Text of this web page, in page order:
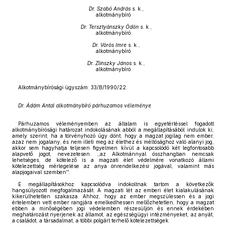
Dr. Szabó Andráss. k.,
alkotmánybíró
Dr. Tersztyánszky Ödöns. k.,
alkotmánybíró
Dr. Vörös Imre s. k.,
alkotmánybíró
Dr. Zlinszky János s. k.,
alkotmánybíró
Alkotmánybírósági ügyszám: 33/B/1990/22.
Dr. Ádám Antal alkotmánybíró párhuzamos véleménye
Párhuzamos véleményemben az általam is egyetértéssel fogadott
alkotmánybírósági határozat indokolásának abból a megállapításából indulok ki,
amely szerint, ha a törvényhozó úgy dönt, hogy a magzat jogilag nem ember,
azaz nem jogalany, és nem illeti meg az élethez és méltósághoz való alanyi jog,
akkor sem hagyhatja teljesen figyelmen kívül a kapcsolódó két legfontosabb
alapvető jogot, nevezetesen: ,,az Alkotmánnyal összhangban nemcsak
lehetséges, de kötelező is a magzati élet védelmére vonatkozó állami
kötelezettség mérlegelése az anya önrendelkezési jogával, valamint más
alapjogaival szemben''.
E megállapításokhoz kapcsolódva indokoltnak tartom a következők
hangsúlyozott megfogalmazását. A magzati lét az emberi élet kialakulásának
kikerülhetetlen szakasza. Ahhoz, hogy az ember megszülessen és a jogi
értelemben vett ember rangjára emelkedhessen mellőzhetetlen, hogy a magzat
ebben a minőségében jogi védelemben részesüljön és ennek érdekében
meghatározást nyerjenek az államot, az egészségügyi intézményeket, az anyát,
a családot, a társadalmat, a többi polgárt terhelő kötelezettségek.